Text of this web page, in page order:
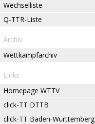
Wechselliste
Q-TTR-Liste
Archiv
Wettkampfarchiv
Links
Homepage WTTV
click-TT DTTB
click-TT Baden-Württemberg